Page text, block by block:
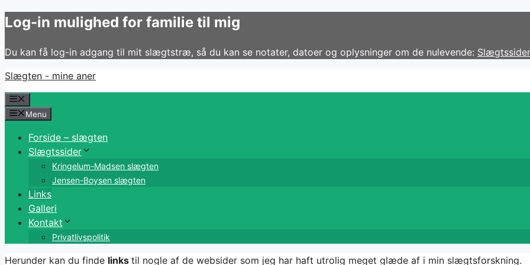
Hop
indhold
Log-in mulighed for familie til mig
Du kan få log-in adgang til mit slægtstræ, så du kan se notater, datoer og oplysninger om de nulevende:
Slægten - mine aner
Menu
Forside – slægten
Slægtssider
Kringelum-Madsen slægten
Jensen-Boysen slægten
Links
Galleri
Kontakt
Privatlivspolitik
Herunder kan du finde links til nogle af de websider som jeg har haft utrolig meget glæde af i min slægtsforskning.